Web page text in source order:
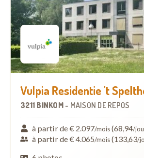
Vulpia Residentie 't
3211 BINKOM - MAISON DE REPOS
à partir de € 2.097/mois(68,94/
à partir de € 4.065/mois(133,63/